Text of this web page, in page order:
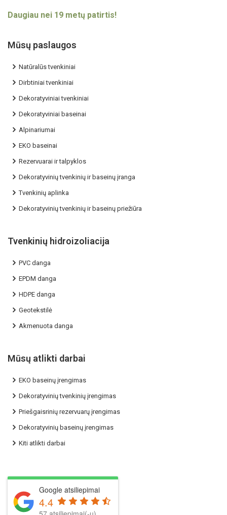
Daugiau nei 19 metų patirtis!
Mūsų paslaugos
Natūralūs tvenkiniai
Dirbtiniai tvenkiniai
Dekoratyviniai tvenkiniai
Dekoratyviniai baseinai
Alpinariumai
EKO baseinai
Rezervuarai ir talpyklos
Dekoratyvinių tvenkinių ir baseinų įranga
Tvenkinių aplinka
Dekoratyvinių tvenkinių ir baseinų priežiūra
Tvenkinių hidroizoliacija
PVC danga
EPDM danga
HDPE danga
Geotekstilė
Akmenuota danga
Mūsų atlikti darbai
EKO baseinų įrengimas
Dekoratyvinių tvenkinių įrengimas
Priešgaisrinių rezervuarų įrengimas
Dekoratyvinių baseinų įrengimas
Kiti atlikti darbai
Google atsiliepimai
4.4